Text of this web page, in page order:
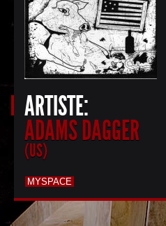
ARTISTE:
ADAMS DAGGER
(US)
MYSPACE